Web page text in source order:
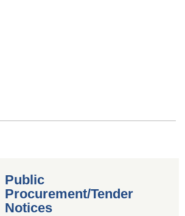
Public
Procurement/Tender
Notices